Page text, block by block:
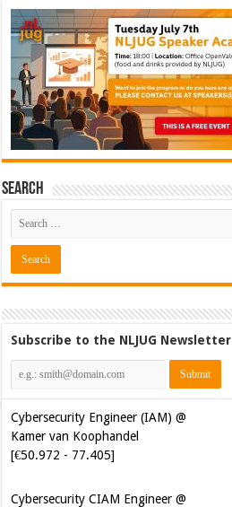
Search
Subscribe to the NLJUG Newsletter
Cybersecurity Engineer (IAM) @
Kamer van Koophandel
[€50.972 - 77.405]
Cybersecurity CIAM Engineer @